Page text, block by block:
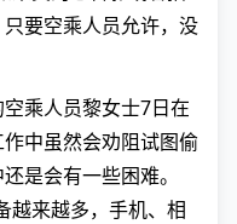
要空乘人员允许，没
乘人员黎女士7日在
中虽然会劝阻试图偷
是会有一些困难。
越来越多，手机、相